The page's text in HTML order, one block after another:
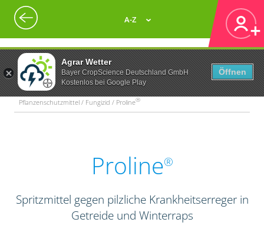
Agrar Wetter
Bayer CropScience Deutschland GmbH
Kostenlos bei Google Play
Öffnen
A-Z
Pflanzenschutzmittel / Fungizid / Proline®
Proline®
Spritzmittel gegen pilzliche Krankheitserreger in
Getreide und Winterraps